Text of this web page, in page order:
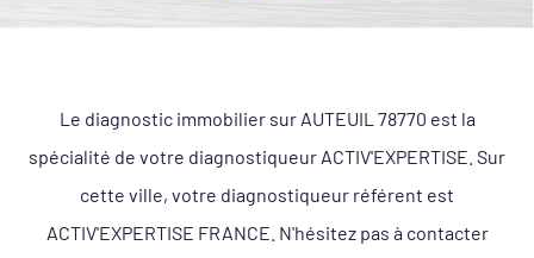
Le diagnostic immobilier sur AUTEUIL 78770 est la
spécialité de votre diagnostiqueur ACTIV'EXPERTISE. Sur
cette ville, votre diagnostiqueur référent est
ACTIV'EXPERTISE FRANCE. N'hésitez pas à contacter